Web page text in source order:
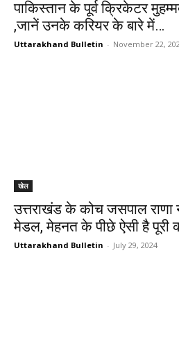
पाकिस्तान के पूर्व क्रिकेटर
,जानें उनके करियर के बारे में…
Uttarakhand Bulletin - November 22,
खेल
उत्तराखंड के कोच जसपाल राणा
मेडल, मेहनत के पीछे ऐसी है पूरी
Uttarakhand Bulletin - July 29, 2024